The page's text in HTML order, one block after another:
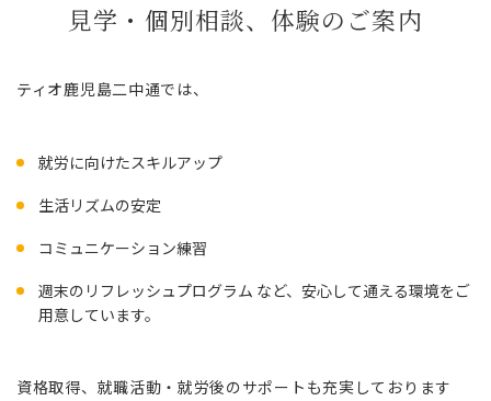
見学・個別相談、体験のご案内
ティオ鹿児島二中通では、
就労に向けたスキルアップ
生活リズムの安定
コミュニケーション練習
週末のリフレッシュプログラム など、安心して通える環境をご
用意しています。
資格取得、就職活動・就労後のサポートも充実しております